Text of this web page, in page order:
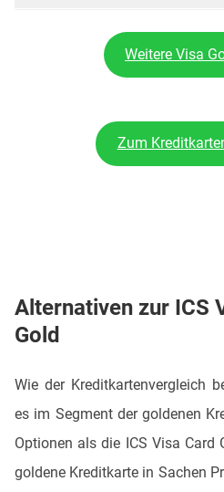
Weitere Visa
Zum
Alternativen zur ICS
Gold
Wie der Kreditkartenvergleich
es im Segment der goldenen
Optionen als die ICS Visa Card
goldene Kreditkarte in Sachen